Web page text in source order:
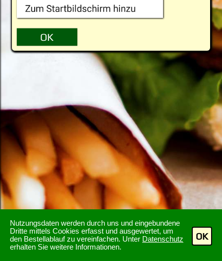
Nutzungsdaten werden durch uns und eingebundene
Dritte mittels Cookies erfasst und ausgewertet, um
den Bestellablauf zu vereinfachen. Unter Datenschutz
erhalten Sie weitere Informationen.
OK